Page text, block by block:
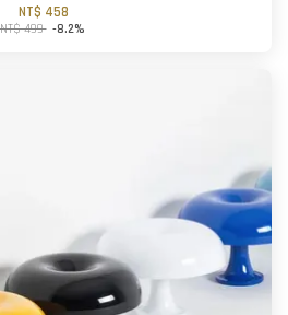
NT$ 458
NT$ 499 -8.2%